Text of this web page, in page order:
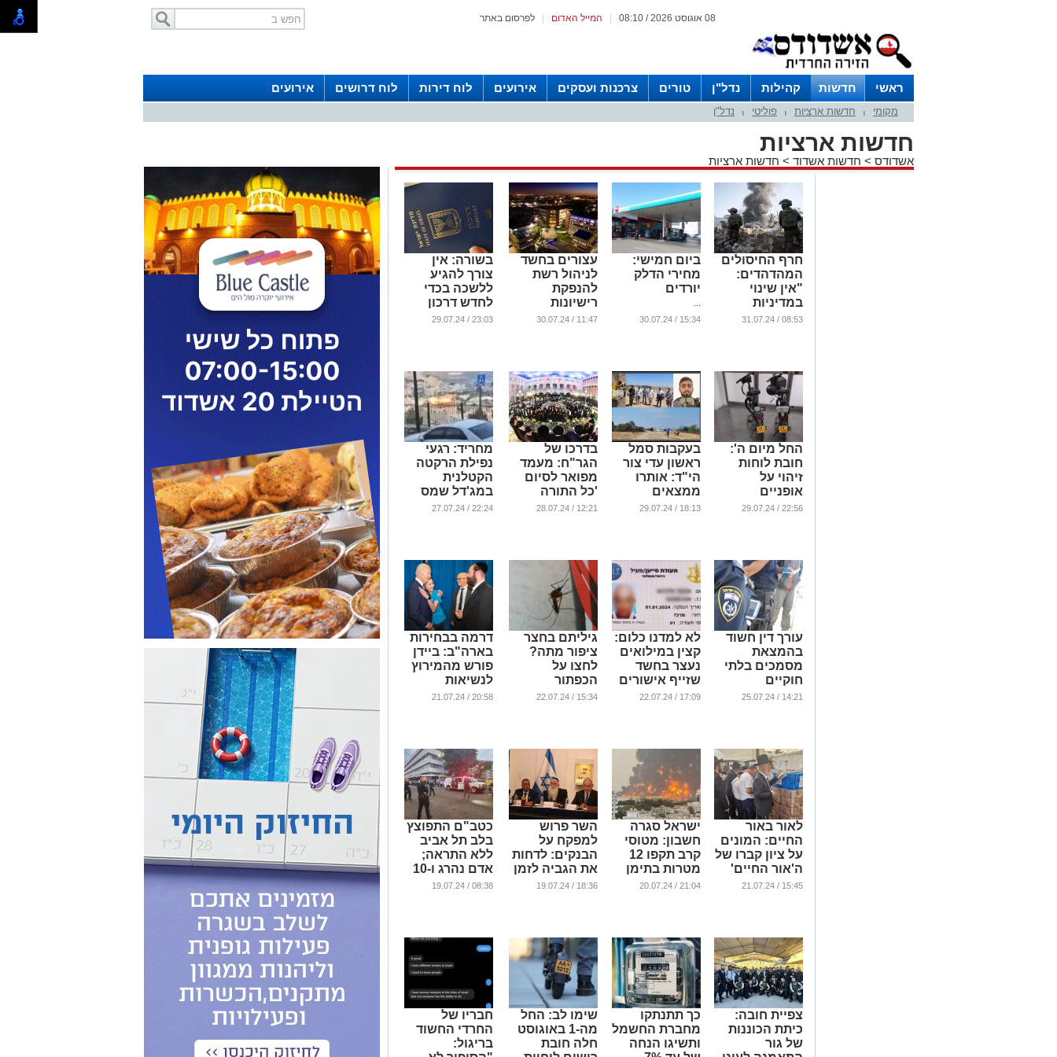
לפרסום באתר המייל האדום 08 אוגוסט 2026 / 08:10
ראשי חדשות קהילות נדל"ן טורים צרכנות ועסקים אירועים לוח דירות לוח דרושים אירועים
מקומי חדשות ארציות פוליטי נדל"ן
חדשות ארציות
אשדודס > חדשות אשדוד > חדשות ארציות
חרף החיסולים
המהדהדים:
"אין שינוי
במדיניות
העורף"
08:53 / 31.07.24
ביום חמישי:
מחירי הדלק
יורדים
...
15:34 / 30.07.24
עצורים בחשד
לניהול רשת
להנפקת
רישיונות
לנשיאת נשק
11:47 / 30.07.24
בשורה: אין
צורך להגיע
ללשכה בכדי
לחדש דרכון
...
23:03 / 29.07.24
החל מיום ה':
חובת לוחות
זיהוי על
אופניים
חשמליים
22:56 / 29.07.24
בעקבות סמל
ראשון עדי צור
הי"ד: אותרו
ממצאים
מהקרב המר
18:13 / 29.07.24
בדרכו של
הגר"ח: מעמד
מפואר לסיום
'כל התורה
כולה'
12:21 / 28.07.24
מחריד: רגעי
נפילת הרקטה
הקטלנית
במג'דל שמס
(וידאו)
22:24 / 27.07.24
עורך דין חשוד
בהמצאת
מסמכים בלתי
חוקיים
לשב"חים
14:21 / 25.07.24
לא למדנו כלום:
קצין במילואים
נעצר בחשד
שזייף אישורים
לפלסטינים
17:09 / 22.07.24
גיליתם בחצר
ציפור מתה?
לחצו על
הכפתור
...
15:34 / 22.07.24
דרמה בבחירות
בארה"ב: ביידן
פורש מהמירוץ
לנשיאות
...
20:58 / 21.07.24
לאור באור
החיים: המונים
על ציון קברו של
ה'אור החיים'
הקדוש
15:45 / 21.07.24
ישראל סגרה
חשבון: מטוסי
קרב תקפו 12
מטרות בתימן
...
21:04 / 20.07.24
השר פרוש
למפקח על
הבנקים: לדחות
את הגביה לזמן
סביר
18:36 / 19.07.24
כטב"ם התפוצץ
בלב תל אביב
ללא התראה;
אדם נהרג ו-10
נפצעו (וידאו)
08:38 / 19.07.24
צפיית חובה:
כיתת הכוננות
של גור
כך תתנתקו
מחברת החשמל
ותשיגו הנחה
שימו לב: החל
מה-1 באוגוסט
חלה חובת
חבריו של
החרדי החשוד
בריגול: